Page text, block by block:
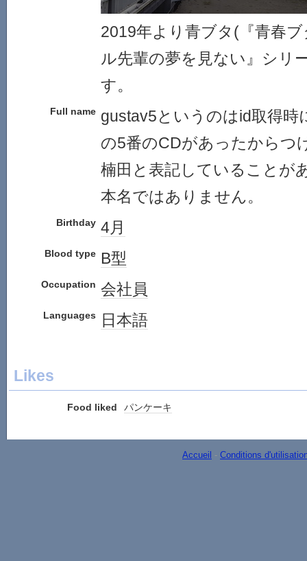
2019年より青ブタ(『青春
ル先輩の夢を見ない』シリ
す。
Full name gustav5というのはid取得時
の5番のCDがあったからつ
楠田と表記していることが
本名ではありません。
Birthday 4月
Blood type B型
Occupation 会社員
Languages 日本語
Likes
Food liked パンケーキ
Accueil - Conditions